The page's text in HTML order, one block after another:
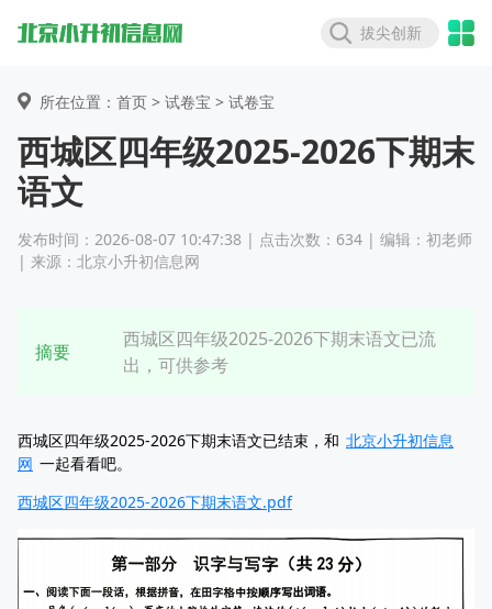
拔尖创新
所在位置：首页 > 试卷宝 > 试卷宝
西城区四年级2025-2026下期末
语文
发布时间：2026-08-07 10:47:38 | 点击次数：634 | 编辑：初老师
| 来源：北京小升初信息网
摘要
西城区四年级2025-2026下期末语文已流
出，可供参考
西城区四年级2025-2026下期末语文已结束，和 北京小升初信息
网 一起看看吧。
西城区四年级2025-2026下期末语文.pdf